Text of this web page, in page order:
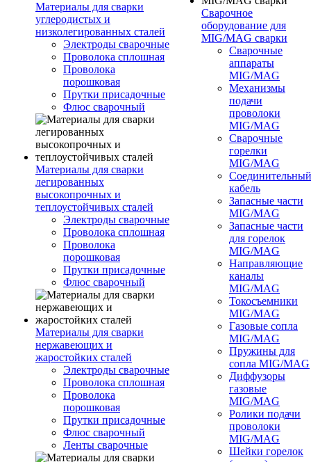
Материалы для сварки
углеродистых и
низколегированных сталей
Электроды сварочные
Проволока сплошная
Проволока
порошковая
Прутки присадочные
Флюс сварочный
Материалы для сварки
легированных
высокопрочных и
теплоустойчивых сталей
Электроды сварочные
Проволока сплошная
Проволока
порошковая
Прутки присадочные
Флюс сварочный
Материалы для сварки
нержавеющих и
жаростойких сталей
Электроды сварочные
Проволока сплошная
Проволока
порошковая
Прутки присадочные
Флюс сварочный
Ленты сварочные
Сварочное
оборудование для
MIG/MAG сварки
Сварочные
аппараты
MIG/MAG
Механизмы
подачи
проволоки
MIG/MAG
Сварочные
горелки
MIG/MAG
Соединительный
кабель
Запасные части
MIG/MAG
Запасные части
для горелок
MIG/MAG
Направляющие
каналы
MIG/MAG
Токосъемники
MIG/MAG
Газовые сопла
MIG/MAG
Пружины для
сопла MIG/MAG
Диффузоры
газовые
MIG/MAG
Ролики подачи
проволоки
MIG/MAG
Шейки горелок